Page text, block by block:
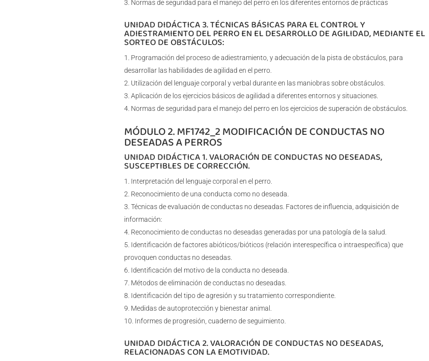
Normas de seguridad para el manejo del perro en los diferentes entornos de prácticas
UNIDAD DIDÁCTICA 3. TÉCNICAS BÁSICAS PARA EL CONTROL Y
ADIESTRAMIENTO DEL PERRO EN EL DESARROLLO DE AGILIDAD, MEDIANTE EL
SORTEO DE OBSTÁCULOS:
Programación del proceso de adiestramiento, y adecuación de la pista de obstáculos, para
desarrollar las habilidades de agilidad en el perro.
Utilización del lenguaje corporal y verbal durante en las maniobras sobre obstáculos.
Aplicación de los ejercicios básicos de agilidad a diferentes entornos y situaciones.
Normas de seguridad para el manejo del perro en los ejercicios de superación de obstáculos.
MÓDULO 2. MF1742_2 MODIFICACIÓN DE CONDUCTAS NO
DESEADAS A PERROS
UNIDAD DIDÁCTICA 1. VALORACIÓN DE CONDUCTAS NO DESEADAS,
SUSCEPTIBLES DE CORRECCIÓN.
Interpretación del lenguaje corporal en el perro.
Reconocimiento de una conducta como no deseada.
Técnicas de evaluación de conductas no deseadas. Factores de influencia, adquisición de
información:
Reconocimiento de conductas no deseadas generadas por una patología de la salud.
Identificación de factores abióticos/bióticos (relación interespecífica o intraespecífica) que
provoquen conductas no deseadas.
Identificación del motivo de la conducta no deseada.
Métodos de eliminación de conductas no deseadas.
Identificación del tipo de agresión y su tratamiento correspondiente.
Medidas de autoprotección y bienestar animal.
Informes de progresión, cuaderno de seguimiento.
UNIDAD DIDÁCTICA 2. VALORACIÓN DE CONDUCTAS NO DESEADAS,
RELACIONADAS CON LA EMOTIVIDAD.